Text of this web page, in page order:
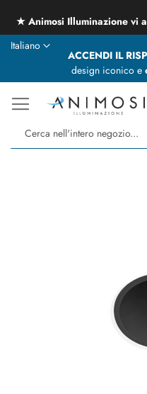
★ Animosi Illuminazione vi
ACCENDI IL
design iconico e
Lingua
Italiano